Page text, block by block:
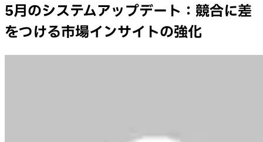
5月のシステムアップデート：競合に差
をつける市場インサイトの強化